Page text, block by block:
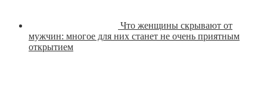
Что женщины скрывают от
мужчин: многое для них станет не очень приятным
открытием